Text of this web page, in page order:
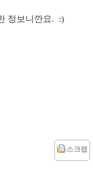
정보니깐요. :)
스크랩